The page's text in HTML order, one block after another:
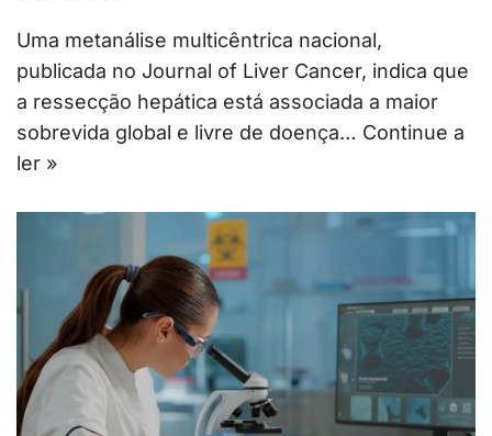
Uma metanálise multicêntrica nacional,
publicada no Journal of Liver Cancer, indica que
a ressecção hepática está associada a maior
sobrevida global e livre de doença… Continue a
ler »